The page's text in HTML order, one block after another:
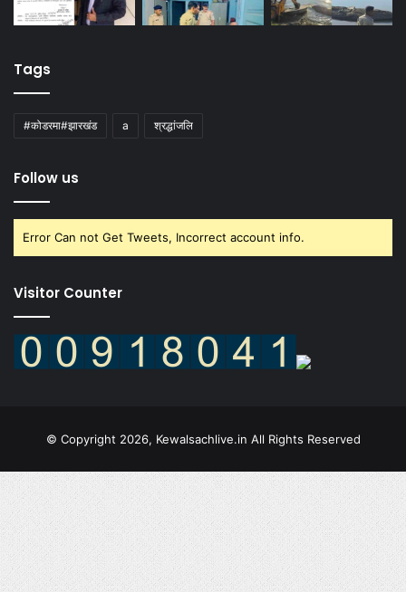
Tags
#कोडरमा#झारखंड a श्रद्धांजलि
Follow us
Error Can not Get Tweets, Incorrect account info.
Visitor Counter
© Copyright 2026, Kewalsachlive.in All Rights Reserved